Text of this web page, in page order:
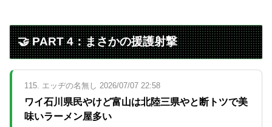
🤝 PART 4：まさかの援護射撃
115. エッヂの名無し 2026/07/07 22:58
ワイ石川県民やけど富山は北陸三県やと断トツで美
味いラーメン屋多い